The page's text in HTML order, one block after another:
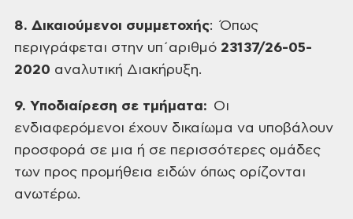
8. Δικαιούμενοι συμμετοχής: Όπως
περιγράφεται στην υπ΄αριθμό 23137/26-05-
2020 αναλυτική Διακήρυξη.
9. Υποδιαίρεση σε τμήματα: Οι
ενδιαφερόμενοι έχουν δικαίωμα να υποβάλουν
προσφορά σε μια ή σε περισσότερες ομάδες
των προς προμήθεια ειδών όπως ορίζονται
ανωτέρω.